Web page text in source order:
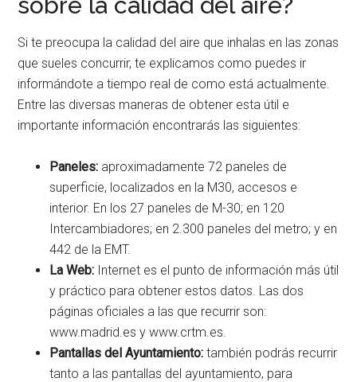
Si te preocupa la calidad del aire que inhalas en las zonas
que sueles concurrir, te explicamos como puedes ir
informándote a tiempo real de como está actualmente.
Entre las diversas maneras de obtener esta útil e
importante información encontrarás las siguientes:
Paneles: aproximadamente 72 paneles de
superficie, localizados en la M30, accesos e
interior. En los 27 paneles de M-30; en 120
Intercambiadores; en 2.300 paneles del metro; y en
442 de la EMT.
La Web: Internet es el punto de información más útil
y práctico para obtener estos datos. Las dos
páginas oficiales a las que recurrir son:
www.madrid.es y www.crtm.es.
Pantallas del Ayuntamiento:también podrás recurrir
tanto a las pantallas del ayuntamiento, para